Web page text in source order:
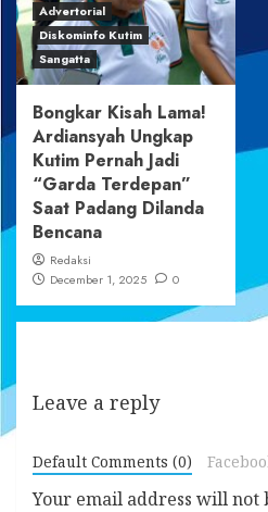
Advertorial
Diskominfo Kutim
Sangatta
Bongkar Kisah Lama!
Ardiansyah Ungkap
Kutim Pernah Jadi
“Garda Terdepan”
Saat Padang Dilanda
Bencana
Redaksi
December 1, 2025
0
Leave a reply
Default Comments (0)
Your email address will not